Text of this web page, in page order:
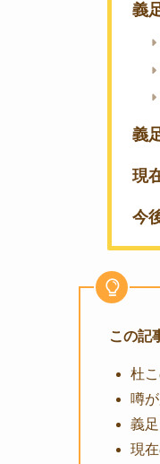
義
義
現
今
この記
杜
噂
義
現